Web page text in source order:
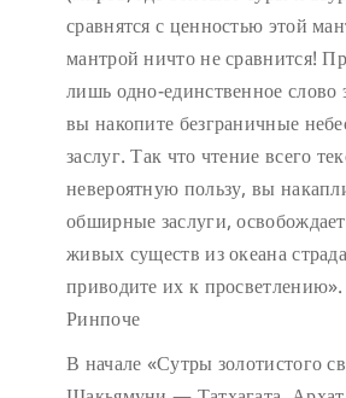
сравнятся с ценностью этой
мантрой ничто не сравнится!
лишь одно-единственное слово
вы накопите безграничные
заслуг. Так что чтение всего
невероятную пользу, вы
обширные заслуги,
живых существ из океана
приводите их к
Ринпоче
В начале «Сутры золотистого